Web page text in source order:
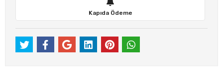
Kapıda Ödeme